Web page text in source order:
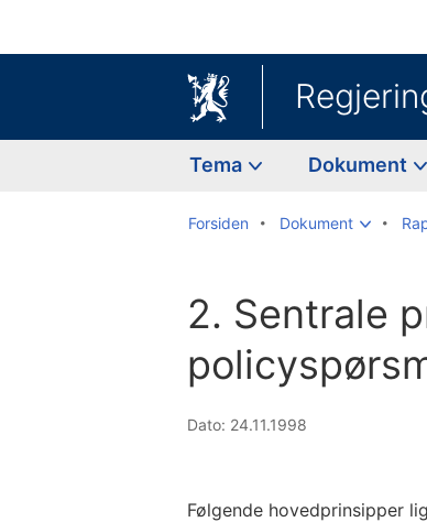
Tema Dokument
Forsiden Dokument
2. Sentrale
Dato: 24.11.1998
Følgende hovedprinsipper